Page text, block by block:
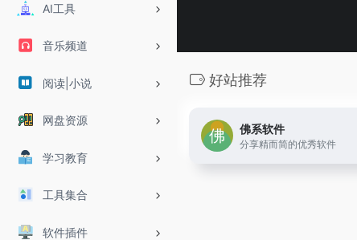
AI工具
音乐频道
阅读|小说
网盘资源
学习教育
工具集合
软件插件
好站推荐
佛系软件
分享精而简的优秀软件